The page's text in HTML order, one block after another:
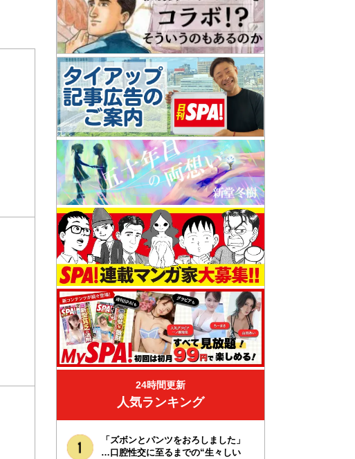
24時間更新
人気ランキング
「ズボンとパンツをおろしました」
…口腔性交に至るまでの“生々しい